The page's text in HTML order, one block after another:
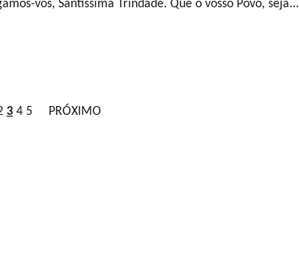
vos, Santíssima Trindade. Que o vosso Povo, seja...
3 4 5 PRÓXIMO